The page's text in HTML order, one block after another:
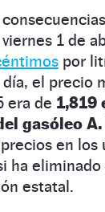
1 de
por
el precio
era de 1,819
gasóleo A.
en los
ha
estatal.